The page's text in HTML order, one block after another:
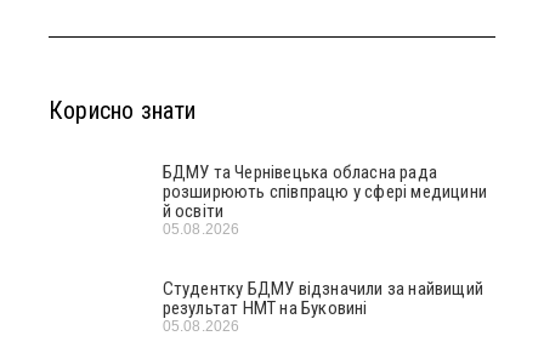
Корисно знати
БДМУ та Чернівецька обласна рада
розширюють співпрацю у сфері медицини
й освіти
05.08.2026
Студентку БДМУ відзначили за найвищий
результат НМТ на Буковині
05.08.2026